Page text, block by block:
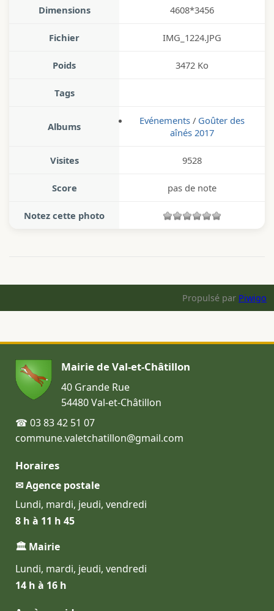
Dimensions 4608*3456
Fichier IMG_1224.JPG
Poids 3472 Ko
Tags
Albums Evénements / Goûter des
aînés 2017
Visites 9528
Score pas de note
Notez cette photo
Propulsé par Piwigo
Mairie de Val-et-Châtillon
40 Grande Rue
54480 Val-et-Châtillon
☎ 03 83 42 51 07
commune.valetchatillon@gmail.com
Horaires
✉ Agence postale
Lundi, mardi, jeudi, vendredi
8 h à 11 h 45
🏛 Mairie
Lundi, mardi, jeudi, vendredi
14 h à 16 h